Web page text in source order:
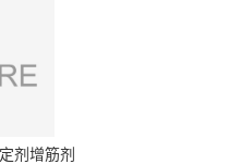
剂增筋剂